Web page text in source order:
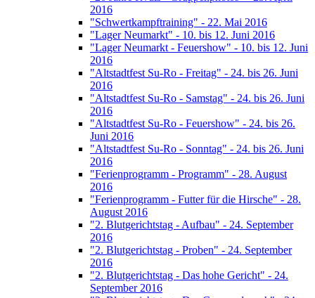
2016
"Schwertkampftraining" - 22. Mai 2016
"Lager Neumarkt" - 10. bis 12. Juni 2016
"Lager Neumarkt - Feuershow" - 10. bis 12. Juni
2016
"Altstadtfest Su-Ro - Freitag" - 24. bis 26. Juni
2016
"Altstadtfest Su-Ro - Samstag" - 24. bis 26. Juni
2016
"Altstadtfest Su-Ro - Feuershow" - 24. bis 26.
Juni 2016
"Altstadtfest Su-Ro - Sonntag" - 24. bis 26. Juni
2016
"Ferienprogramm - Programm" - 28. August
2016
"Ferienprogramm - Futter für die Hirsche" - 28.
August 2016
"2. Blutgerichtstag - Aufbau" - 24. September
2016
"2. Blutgerichtstag - Proben" - 24. September
2016
"2. Blutgerichtstag - Das hohe Gericht" - 24.
September 2016